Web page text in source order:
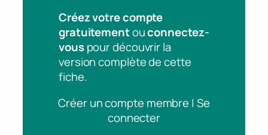
Créez votre compte
gratuitementouconnectez-
vouspour découvrir la
version complète de cette
fiche.
Créer un compte membre | Se
connecter